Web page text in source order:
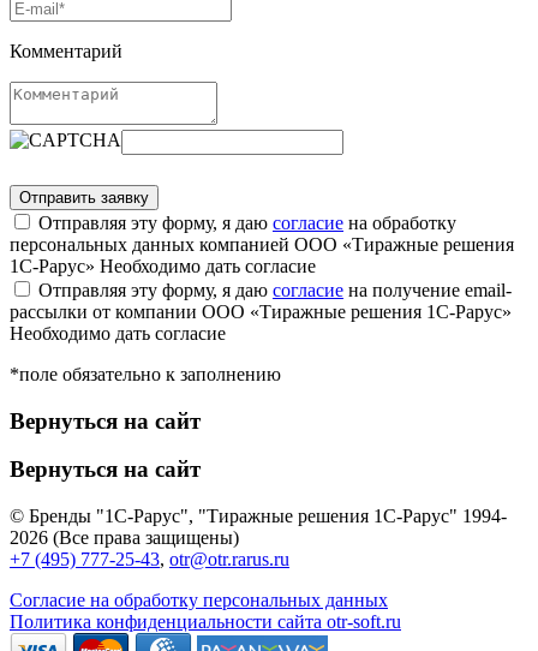
Комментарий
Отправляя эту форму, я даю согласие на обработку
персональных данных компанией ООО «Тиражные решения
1С-Рарус» Необходимо дать согласие
Отправляя эту форму, я даю согласие на получение email-
рассылки от компании ООО «Тиражные решения 1С-Рарус»
Необходимо дать согласие
*поле обязательно к заполнению
Вернуться на сайт
Вернуться на сайт
© Бренды "1С-Рарус", "Тиражные решения 1С-Рарус" 1994-
2026 (Все права защищены)
+7 (495) 777-25-43, otr@otr.rarus.ru
Согласие на обработку персональных данных
Политика конфиденциальности сайта otr-soft.ru